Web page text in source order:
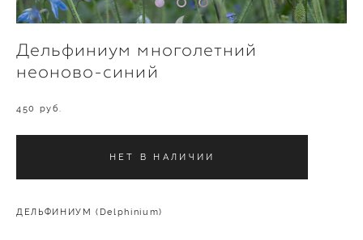
Дельфиниум многолетний
неоново-синий
450 pуб.
НЕТ В НАЛИЧИИ
ДЕЛЬФИНИУМ (Delphinium)